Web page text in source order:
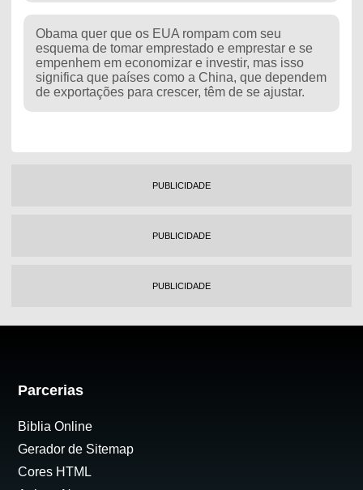
Obama quer que os EUA rompam com seu
esquema de tomar emprestado e emprestar e se
empenhem em economizar e investir, mas isso
significa que países como a China, que dependem
de exportações para crescer, têm de se ajustar.
PUBLICIDADE
PUBLICIDADE
PUBLICIDADE
Parcerias
Biblia Online
Gerador de Sitemap
Cores HTML